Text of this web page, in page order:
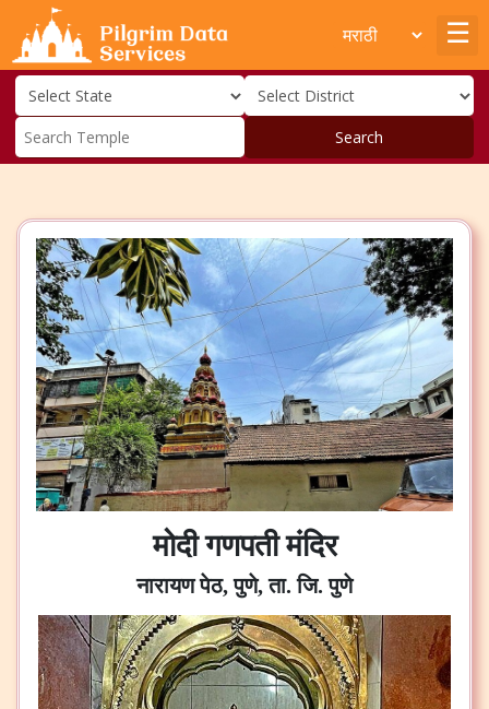
Search
मोदी गणपती मंदिर
नारायण पेठ, पुणे, ता. जि. पुणे